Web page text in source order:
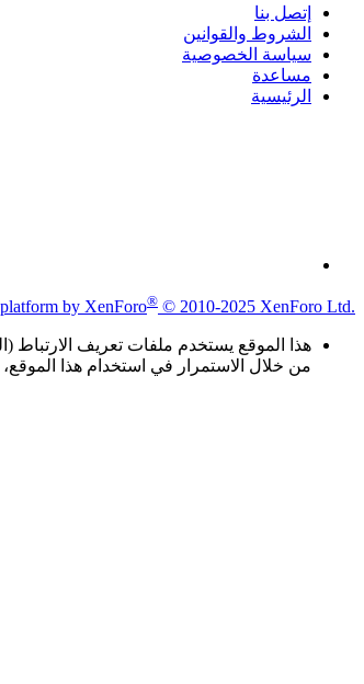
إتصل بنا
الشروط والقوانين
سياسة الخصوصية
مساعدة
الرئيسية
by XenForo® © 2010-2025 XenForo Ltd.
هذا الموقع يستخدم ملفات تعريف
من خلال الاستمرار في استخدام هذا